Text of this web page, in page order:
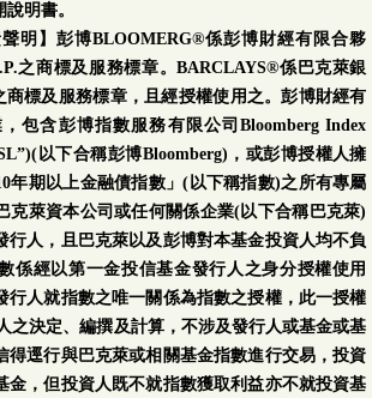
明書。
聲明】彭博BLOOMERG®係彭博財經有限合夥
之商標及服務標章。BARCLAYS®係巴克萊銀
商標及服務標章，且經授權使用之。彭博財經有
包含彭博指數服務有限公司Bloomberg Index
以下合稱彭博Bloomberg)，或彭博授權人擁
年期以上金融債指數」(以下稱指數)之所有專屬
克萊資本公司或任何關係企業(以下合稱巴克萊)
行人，且巴克萊以及彭博對本基金投資人均不負
係經以第一金投信基金發行人之身分授權使用
行人就指數之唯一關係為指數之授權，此一授權
之決定、編撰及計算，不涉及發行人或基金或基
得逕行與巴克萊或相關基金指數進行交易，投資
金，但投資人既不就指數獲取利益亦不就投資基